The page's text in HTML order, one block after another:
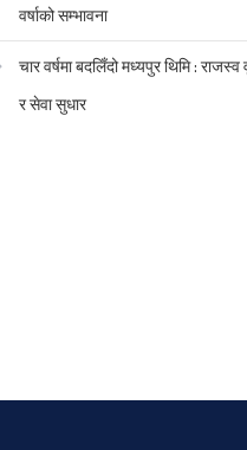
वर्षाको सम्भावना
चार वर्षमा बदलिँदो मध्यपुर थिमि : राजस्व
र सेवा सुधार